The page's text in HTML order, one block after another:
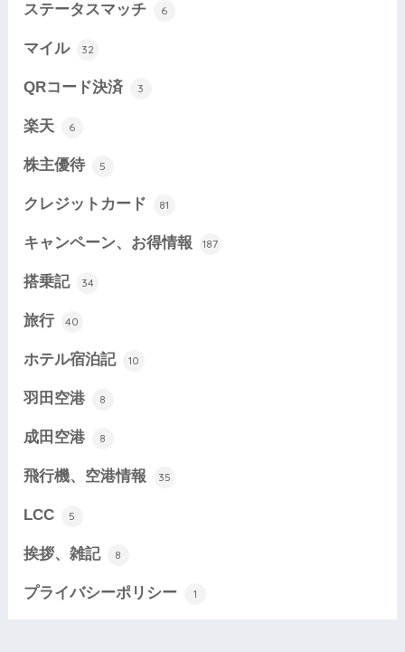
ステータスマッチ 6
マイル 32
QRコード決済 3
楽天 6
株主優待 5
クレジットカード 81
キャンペーン、お得情報 187
搭乗記 34
旅行 40
ホテル宿泊記 10
羽田空港 8
成田空港 8
飛行機、空港情報 35
LCC 5
挨拶、雑記 8
プライバシーポリシー 1